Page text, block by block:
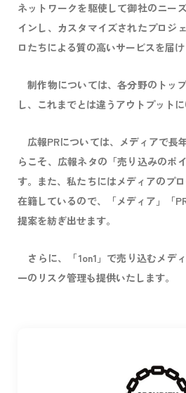
ネットワークを駆使して御社のニー
インし、カスタマイズされたプロジ
ロたちによる質の高いサービスを届け
制作物については、各分野のトッ
し、これまでとは違うアウトプットに
広報PRについては、メディアで長
らこそ、広報ネタの「売り込みのポ
す。また、私たちにはメディアのプ
在籍しているので、「メディア」「
提案を紡ぎ出せます。
さらに、「1on1」で売り込むメデ
一のリスク管理も提供いたします。